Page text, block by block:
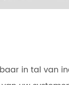
in tal van